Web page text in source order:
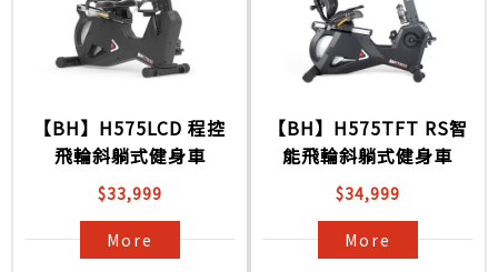
【BH】H575LCD 程控
飛輪斜躺式健身車
$33,999
More
【BH】H575TFT RS智
能飛輪斜躺式健身車
$34,999
More